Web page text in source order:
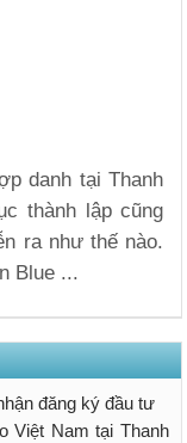
danh tại Thanh
thành lập cũng
ra như thế nào.
Blue ...
đăng ký đầu tư
Việt Nam tại Thanh